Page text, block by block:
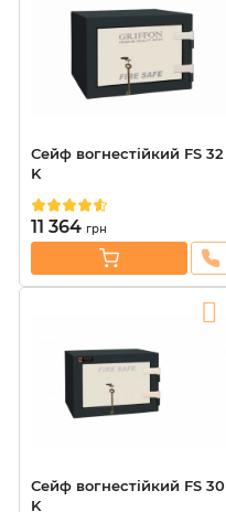
Сейф вогнестійкий FS 32
K
11 364 грн
Сейф вогнестійкий FS 30
K